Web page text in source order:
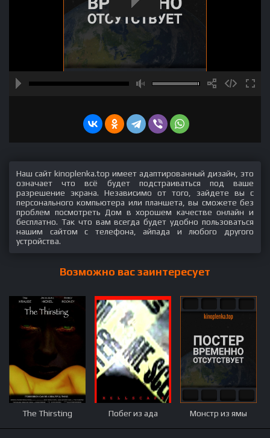
Наш сайт kinoplenka.top имеет адаптированный дизайн, это
означает что всё будет подстраиваться под ваше
разрешение экрана. Независимо от того, зайдете вы с
персонального компьютера или планшета, вы сможете без
проблем посмотреть Дом в хорошем качестве онлайн и
бесплатно. Так что вам всегда будет удобно пользоваться
нашим сайтом с телефона, айпада и любого другого
устройства.
Возможно вас заинтересует
The Thirsting Побег из ада Монстр из ямы